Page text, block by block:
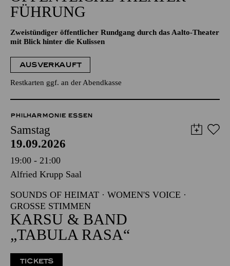
FÜHRUNG
Zweistündiger öffentlicher Rundgang durch das Aalto-Theater
mit Blick hinter die Kulissen
AUSVERKAUFT
Restkarten ggf. an der Abendkasse
PHILHARMONIE ESSEN
Samstag
19.09.2026
19:00 - 21:00
Alfried Krupp Saal
SOUNDS OF HEIMAT · WOMEN'S VOICE ·
GROSSE STIMMEN
KARSU & BAND
„TABULA RASA“
TICKETS